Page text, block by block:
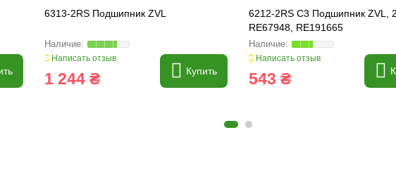
6313-2RS Подшипник ZVL
Написать отзыв
1 244 ₴ Купить
6212-2RS C3 Подшипник ZVL,
RE67948, RE191665
Написать отзыв
543 ₴